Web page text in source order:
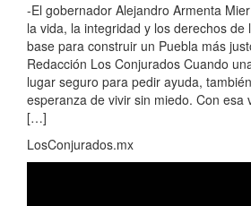
-El gobernador Alejandro Armenta
la vida, la integridad y los derechos de
base para construir un Puebla más
Redacción Los Conjurados Cuando
lugar seguro para pedir ayuda,
esperanza de vivir sin miedo. Con esa
[…]
LosConjurados.mx